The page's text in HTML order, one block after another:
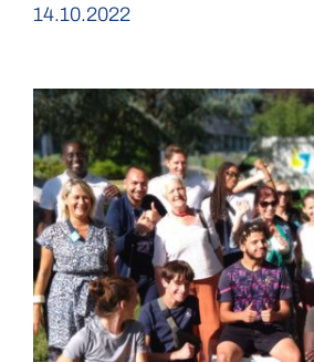
14.10.2022